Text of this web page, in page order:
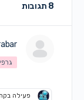
8 תגובות
פעילה